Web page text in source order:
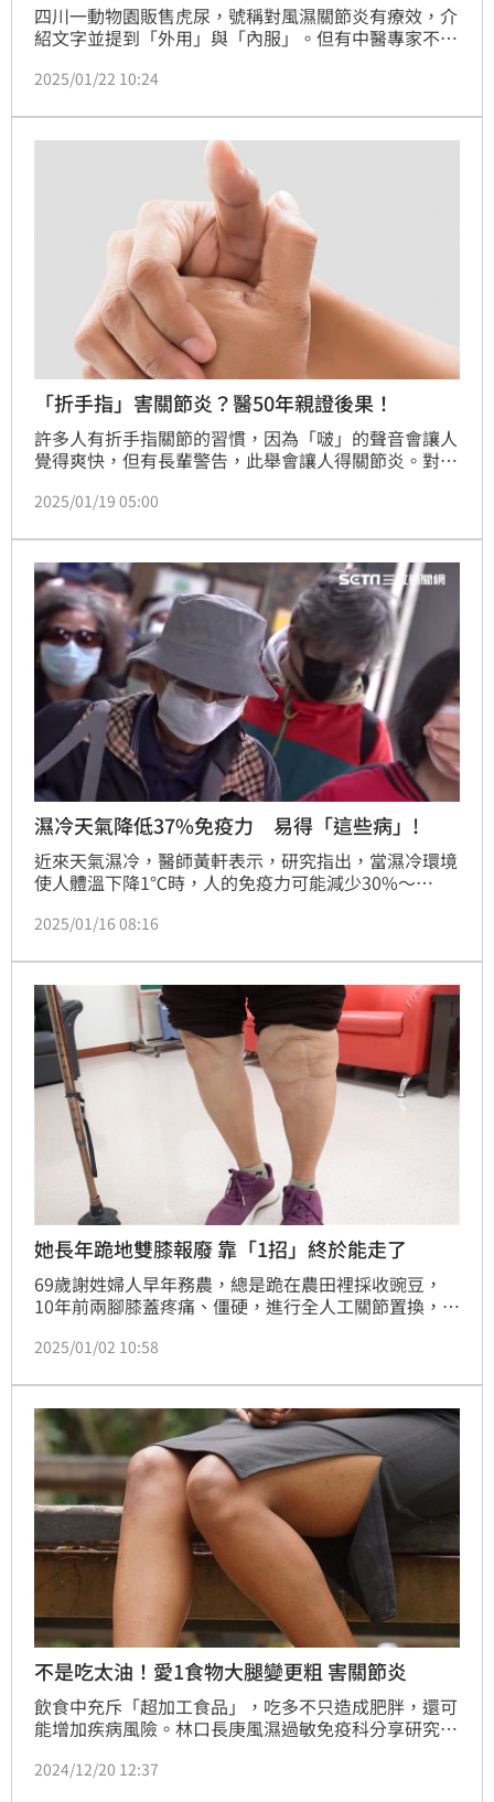
四川一動物園販售虎尿，號稱對風濕關節炎有療效，介
紹文字並提到「外用」與「內服」。但有中醫專家不認
市場監管人員表示正在調查。
2025/01/22 10:24
「折手指」害關節炎？醫50年親證後果！
許多人有折手指關節的習慣，因為「啵」的聲音會讓人
覺得爽快，但有長輩警告，此舉會讓人得關節炎。對
炎之間沒有顯著關聯，因此不會影響健康。一位醫生堅
況幾乎一樣！
2025/01/19 05:00
濕冷天氣降低37%免疫力 易得「這些病」!
近來天氣濕冷，醫師黃軒表示，研究指出，當濕冷環境
使人體溫下降1℃時，人的免疫力可能減少30%～
衣服可會增加人罹患低溫症的風險，同時，潮濕環境提
2025/01/16 08:16
她長年跪地雙膝報廢 靠「1招」終於能走了
69歲謝姓婦人早年務農，總是跪在農田裡採收豌豆，
10年前兩腳膝蓋疼痛、僵硬，進行全人工關節置換，但
善。衛福部彰化醫院骨科醫師、同時也是高壓氧中心主
的40次高壓氧治療，只經10次治療後已解除疼痛，並
能平緩行走。
2025/01/02 10:58
不是吃太油！愛1食物大腿變更粗 害關節炎
飲食中充斥「超加工食品」，吃多不只造成肥胖，還可
能增加疾病風險。林口長庚風濕過敏免疫科分享研究結
肉，進而加重膝蓋關節的負擔，增加膝蓋退化性關節炎
2024/12/20 12:37